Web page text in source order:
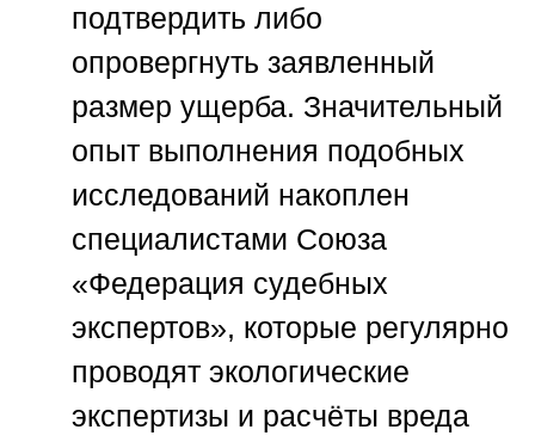
подтвердить либо
опровергнуть заявленный
размер ущерба. Значительный
опыт выполнения подобных
исследований накоплен
специалистами Союза
«Федерация судебных
экспертов», которые регулярно
проводят экологические
экспертизы и расчёты вреда